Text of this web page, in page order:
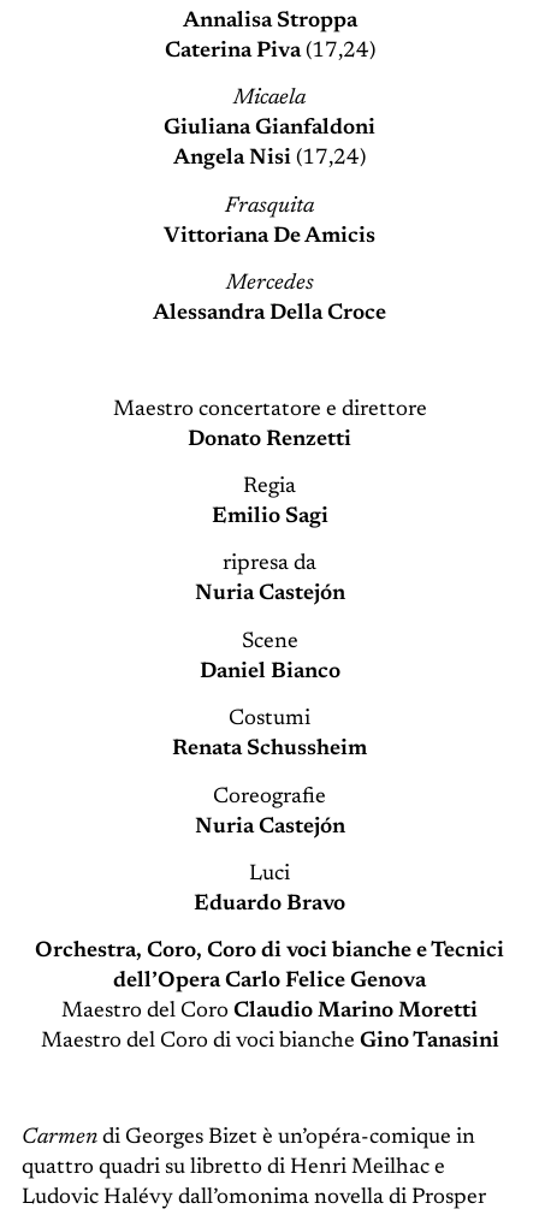
Annalisa Stroppa
Caterina Piva(17,24)
Micaela
Giuliana Gianfaldoni
Angela Nisi (17,24)
Frasquita
Vittoriana De Amicis
Mercedes
Alessandra Della Croce
Maestro concertatore e direttore
Donato Renzetti
Regia
Emilio Sagi
ripresa da
Nuria Castejón
Scene
Daniel Bianco
Costumi
Renata Schussheim
Coreografie
Nuria Castejón
Luci
Eduardo Bravo
Orchestra, Coro, Coro di voci bianche e Tecnici
dell’Opera Carlo Felice Genova
Maestro del Coro Claudio Marino Moretti
Maestro del Coro di voci bianche Gino Tanasini
Carmen di Georges Bizet è un’opéra-comique in
quattro quadri su libretto di Henri Meilhac e
Ludovic Halévy dall’omonima novella di Prosper